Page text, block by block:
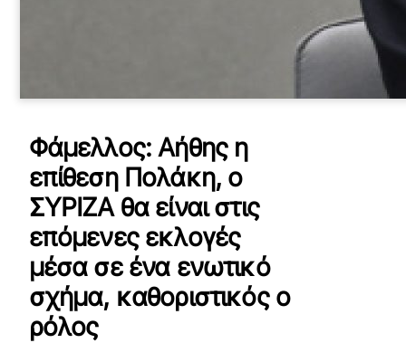
Φάμελλος: Αήθης η
επίθεση Πολάκη, ο
ΣΥΡΙΖΑ θα είναι στις
επόμενες εκλογές
μέσα σε ένα ενωτικό
σχήμα, καθοριστικός ο
ρόλος